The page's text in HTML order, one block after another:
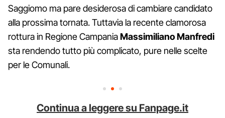
Saggiomo ma pare desiderosa di cambiare candidato
alla prossima tornata. Tuttavia la recente clamorosa
rottura in Regione CampaniaMassimiliano Manfredi
sta rendendo tutto più complicato, pure nelle scelte
per le Comunali.
Continua a leggere su Fanpage.it